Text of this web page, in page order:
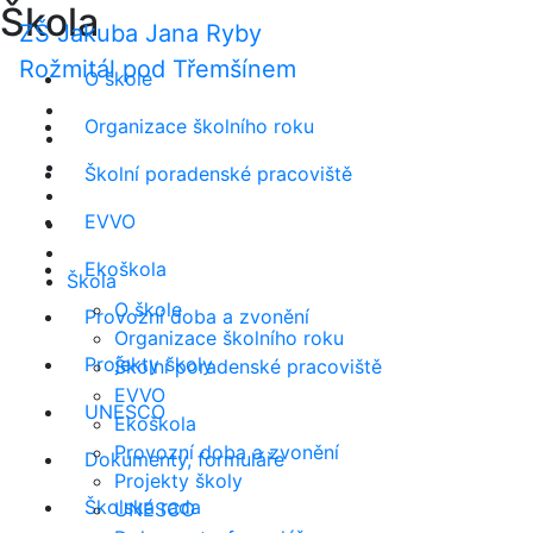
ZŠ Jakuba Jana Ryby
Rožmitál pod Třemšínem
Škola
O škole
Organizace školního roku
Školní poradenské pracoviště
EVVO
Ekoškola
Provozní doba a zvonění
Projekty školy
UNESCO
Škola
O škole
Organizace školního roku
Školní poradenské pracoviště
EVVO
Ekoškola
Provozní doba a zvonění
Projekty školy
UNESCO
Dokumenty, formuláře
Školská rada